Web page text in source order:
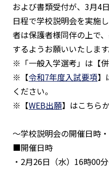
および書類受付が、3月4
日程で学校説明会を実施
者は保護者様同伴の上で、
するようお願いいたします
※「一般入学選考」は【併
※【令和7年度入試要項】
ください。
※【WEB出願】はこちら
〜学校説明会の開催日時
■開催日時
・2月26日（水）16時00